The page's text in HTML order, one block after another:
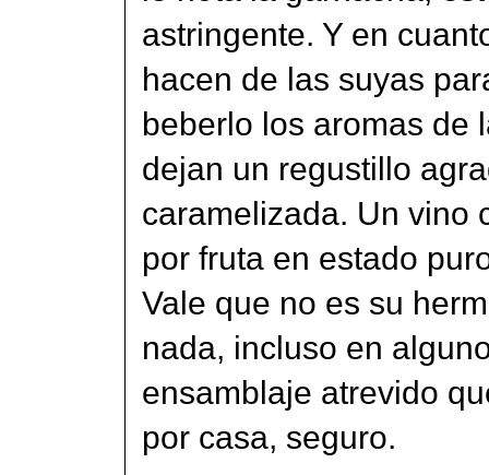
astringente. Y en
hacen de las suyas
beberlo los aromas de
dejan un regustillo
caramelizada. Un vino
por fruta en estado
Vale que no es su
nada, incluso en
ensamblaje atrevido
por casa, seguro.